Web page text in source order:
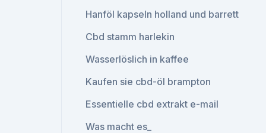
Hanföl kapseln holland und barrett
Cbd stamm harlekin
Wasserlöslich in kaffee
Kaufen sie cbd-öl brampton
Essentielle cbd extrakt e-mail
Was macht es_